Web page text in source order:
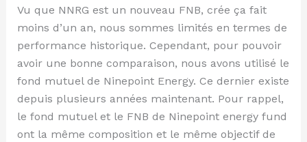
Vu que NNRG est un nouveau FNB, crée ça fait
moins d’un an, nous sommes limités en termes de
performance historique. Cependant, pour pouvoir
avoir une bonne comparaison, nous avons utilisé le
fond mutuel de Ninepoint Energy. Ce dernier existe
depuis plusieurs années maintenant. Pour rappel,
le fond mutuel et le FNB de Ninepoint energy fund
ont la même composition et le même objectif de